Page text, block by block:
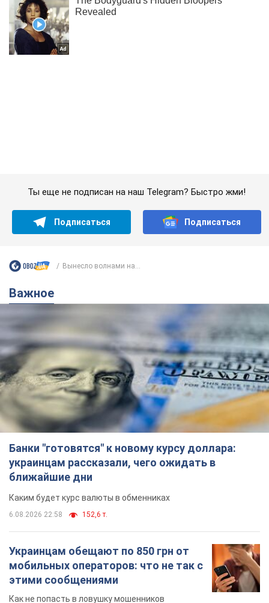
Банки "готовятся" к новому курсу доллара:
украинцам рассказали, чего ожидать в
ближайшие дни
Каким будет курс валюты в обменниках
6.08.2026 22:58 152,6 т.
Украинцам обещают по 850 грн от
мобильных операторов: что не так с
этими сообщениями
Как не попасть в ловушку мошенников
6.08.2026 21:02 17,1 т.
Самый дорогой футболист
"Динамо" забил "Карабаху" уже на
10-й минуте матча. Видео
Поединок проходит в Польше
6.08.2026 20:48 7,2 т.